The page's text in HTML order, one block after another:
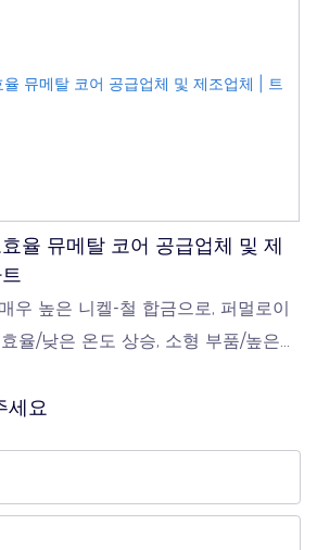
세요
율 뮤메탈 코어 공급업체 및 제
우 높은 니켈-철 합금으로, 퍼멀로이
율/낮은 온도 상승, 소형 부품/높은
/전력 변압기, 펄스 변압기/전류 센서,
에서 낮은 자화, 0.6T~1.5T의 높은 포
있습니다. 도금, 함침 및 플라스틱/금
양한 형태로 제공됩니다. 당사에 대한